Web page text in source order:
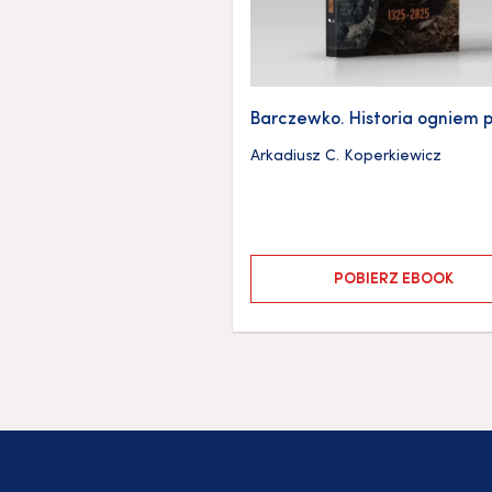
Barczewko. Historia ogniem
Arkadiusz C. Koperkiewicz
POBIERZ EBOOK